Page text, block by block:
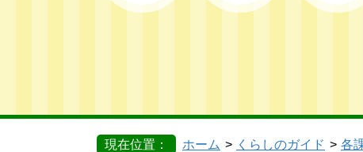
現在位置： ホーム くらしのガイド 各